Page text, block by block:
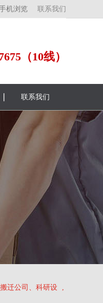
机浏览 联系我们
（10线）
联系我们
迁公司、科研设
,